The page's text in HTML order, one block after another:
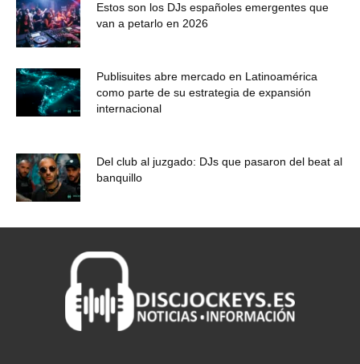
Estos son los DJs españoles emergentes que
van a petarlo en 2026
Publisuites abre mercado en Latinoamérica
como parte de su estrategia de expansión
internacional
Del club al juzgado: DJs que pasaron del beat al
banquillo